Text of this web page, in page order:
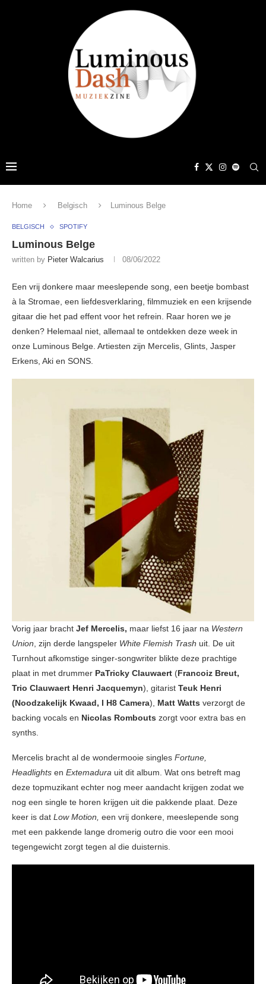
Home Belgisch Luminous Belge
BELGISCH SPOTIFY
Luminous Belge
written by Pieter Walcarius 08/06/2022
Een vrij donkere maar meeslepende song, een beetje bombast
à la Stromae, een liefdesverklaring, filmmuziek en een krijsende
gitaar die het pad effent voor het refrein. Raar horen we je
denken? Helemaal niet, allemaal te ontdekken deze week in
onze Luminous Belge. Artiesten zijn Mercelis, Glints, Jasper
Erkens, Aki en SONS.
Vorig jaar bracht Jef Mercelis, maar liefst 16 jaar na Western
Union, zijn derde langspeler White Flemish Trash uit. De uit
Turnhout afkomstige singer-songwriter blikte deze prachtige
plaat in met drummer PaTricky Clauwaert (Francoiz Breut,
Trio Clauwaert Henri Jacquemyn), gitarist Teuk Henri
(Noodzakelijk Kwaad, I H8 Camera), Matt Watts verzorgt de
backing vocals en Nicolas Rombouts zorgt voor extra bas en
synths.
Mercelis bracht al de wondermooie singles Fortune,
Headlights en Extemadura uit dit album. Wat ons betreft mag
deze topmuzikant echter nog meer aandacht krijgen zodat we
nog een single te horen krijgen uit die pakkende plaat. Deze
keer is dat Low Motion, een vrij donkere, meeslepende song
met een pakkende lange dromerig outro die voor een mooi
tegengewicht zorgt tegen al die duisternis.